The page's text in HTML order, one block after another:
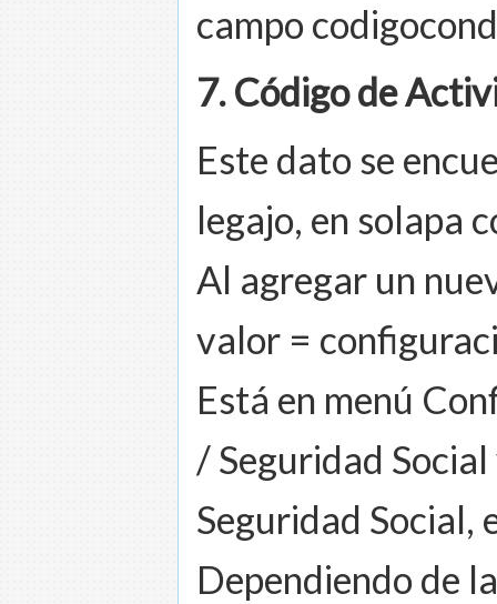
campo
7. Código de
Este dato se
legajo, en solapa
Al agregar un
valor =
Está en menú
/ Seguridad
Seguridad Social,
Dependiendo de